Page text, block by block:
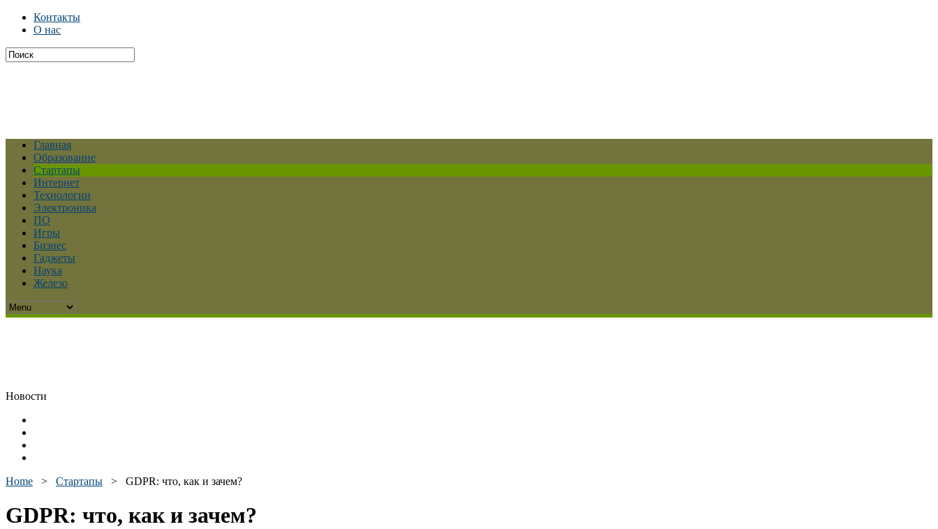
Контакты
О нас
Главная
Образование
Стартапы
Интернет
Технологии
Электроника
ПО
Игры
Бизнес
Гаджеты
Наука
Железо
Новости
Home > Стартапы > GDPR: что, как и зачем?
GDPR: что, как и зачем?